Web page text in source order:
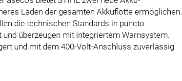
Laden der gesamten Akkuflotte ermöglichen.
die technischen Standards in puncto
überzeugen mit integriertem Warnsystem.
und mit dem 400-Volt-Anschluss zuverlässig